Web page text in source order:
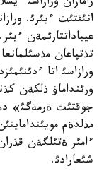
انئقتئث ءبئرئ.
عيباداتتارئمةن
تذتپاعان
ورازاسئ اتا
ورئنداماؤ ذلكةن
جوقتئث ةرمةگئ»
مذلدةم
ءامئر ةتئلگةن
شئعارادئ.